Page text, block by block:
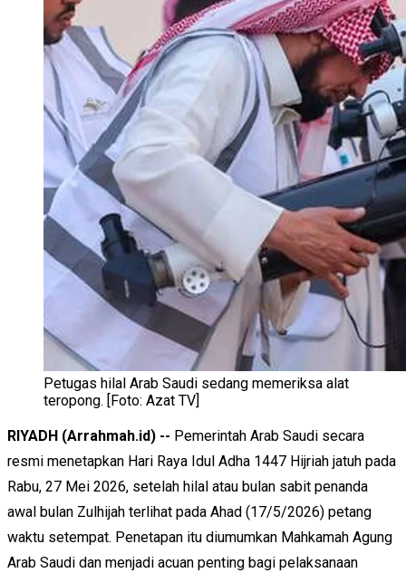
Petugas hilal Arab Saudi sedang memeriksa alat
teropong. [Foto: Azat TV]
RIYADH (Arrahmah.id) -- Pemerintah Arab Saudi secara
resmi menetapkan Hari Raya Idul Adha 1447 Hijriah jatuh pada
Rabu, 27 Mei 2026, setelah hilal atau bulan sabit penanda
awal bulan Zulhijah terlihat pada Ahad (17/5/2026) petang
waktu setempat. Penetapan itu diumumkan Mahkamah Agung
Arab Saudi dan menjadi acuan penting bagi pelaksanaan